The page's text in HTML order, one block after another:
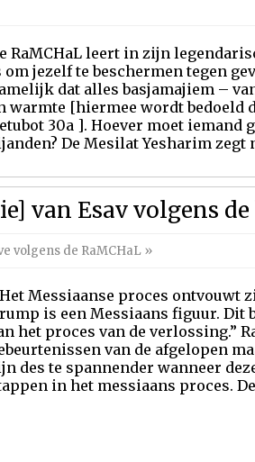
RaMCHaL leert in zijn
om jezelf te beschermen tegen
dat alles basjamajiem –
warmte [hiermee wordt bedoeld
30a ]. Hoever moet iemand
De Mesilat Yesharim
van Esav volgens de
volgens de RaMCHaL »
Messiaanse proces
is een Messiaans figuur.
het proces van de verlossing.”
van de afgelopen
des te spannender wanneer
in het messiaans proces.